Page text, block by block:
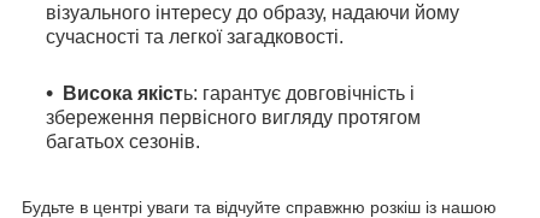
візуального інтересу до образу, надаючи йому
сучасності та легкої загадковості.
Висока якість: гарантує довговічність і
збереження первісного вигляду протягом
багатьох сезонів.
Будьте в центрі уваги та відчуйте справжню розкіш із нашою